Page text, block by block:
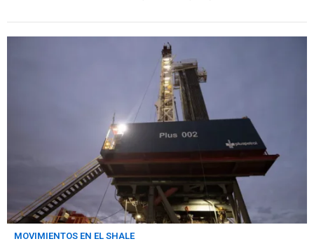
operadores
MOVIMIENTOS EN EL SHALE